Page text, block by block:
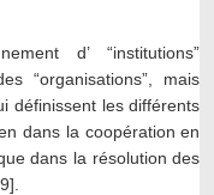
d’ “institutions”
“organisations”, mais
définissent les différents
dans la coopération en
dans la résolution des